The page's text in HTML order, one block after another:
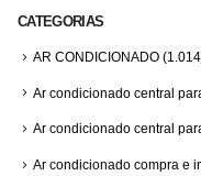
CATEGORIAS
AR CONDICIONADO
Ar condicionado central
Ar condicionado central
Ar condicionado compra e